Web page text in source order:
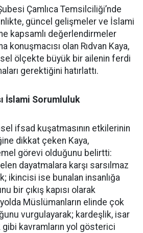
Çamlıca Temsilciliği’nde
güncel gelişmeler ve İslami
kapsamlı değerlendirmeler
konuşmacısı olan Rıdvan Kaya,
ölçekte büyük bir ailenin ferdi
gerektiğini hatırlattı.
İslami Sorumluluk
ifsad kuşatmasının etkilerinin
dikkat çeken Kaya,
görevi olduğunu belirtti:
dayatmalara karşı sarsılmaz
ikincisi ise bunalan insanlığa
bir çıkış kapısı olarak
Müslümanların elinde çok
vurgulayarak; kardeşlik, isar
kavramların yol gösterici